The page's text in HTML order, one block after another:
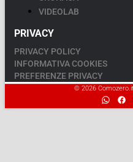
VIDEOLAB
PRIVACY
PRIVACY POLICY
INFORMATIVA COOKIES
PREFERENZE PRIVACY
© 2026